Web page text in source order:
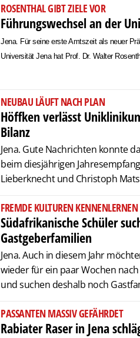
ROSENTHAL GIBT ZIELE VOR
Führungswechsel an der
Jena. Für seine erste Amtszeit als neuer
Universität Jena hat Prof. Dr. Walter
NEUBAU LÄUFT NACH PLAN
Höffken verlässt
Bilanz
Jena. Gute Nachrichten konnte
beim diesjährigen
Lieberknecht und Christoph
FREMDE KULTUREN KENNENLERNEN
Südafrikanische Schüler
Gastgeberfamilien
Jena. Auch in diesem Jahr
wieder für ein paar Wochen
und suchen deshalb noch
PASSANTEN MASSIV GEFÄHRDET
Rabiater Raser in Jena